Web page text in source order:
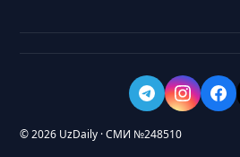
© 2026 UzDaily · СМИ №248510